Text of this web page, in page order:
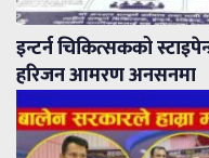
इन्टर्न चिकित्सकको
हरिजन आमरण अनसनमा